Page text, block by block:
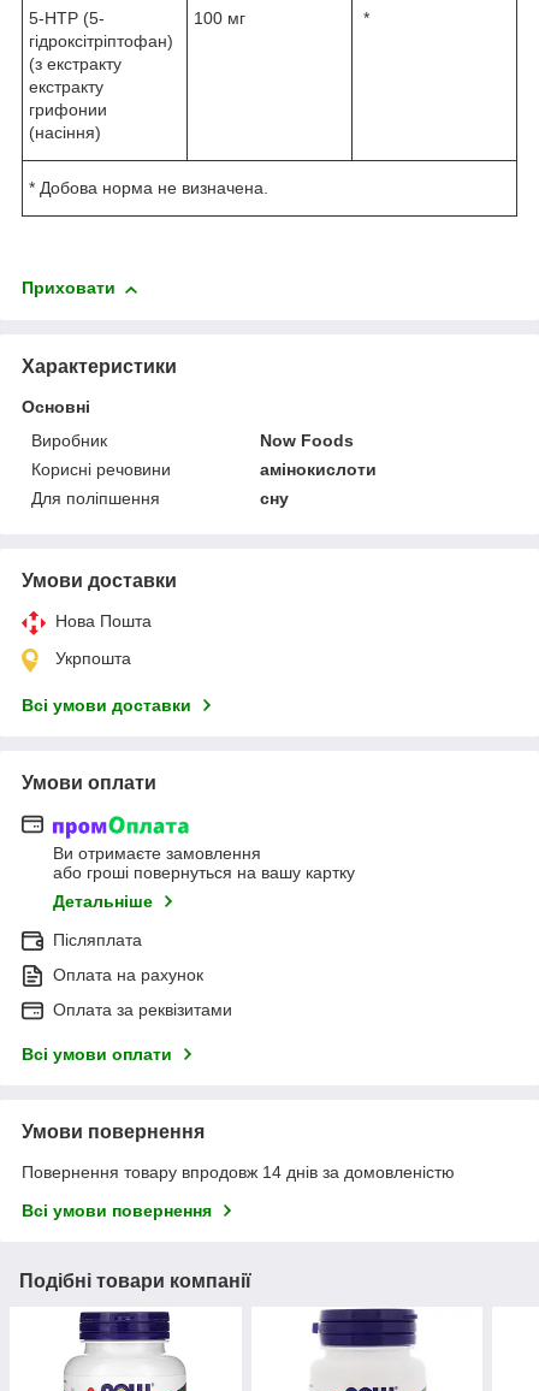
5-HTP (5-
гідроксітріптофан)
(з екстракту
екстракту
грифонии
(насіння)
100 мг *
* Добова норма не визначена.
Приховати
Характеристики
Основні
Виробник
Now Foods
Корисні речовини
амінокислоти
Для поліпшення
сну
Умови доставки
Нова Пошта
Укрпошта
Всі умови доставки
Умови оплати
Ви отримаєте замовлення
або гроші повернуться на вашу картку
Детальніше
Післяплата
Оплата на рахунок
Оплата за реквізитами
Всі умови оплати
Умови повернення
Повернення товару впродовж 14 днів за домовленістю
Всі умови повернення
Подібні товари компанії